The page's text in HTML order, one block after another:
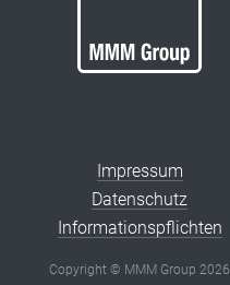
Impressum
Datenschutz
Informationspflichten
Copyright © MMM Group 2026